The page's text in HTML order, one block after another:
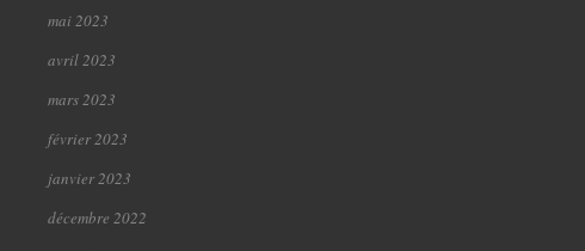
mai 2023
avril 2023
mars 2023
février 2023
janvier 2023
décembre 2022